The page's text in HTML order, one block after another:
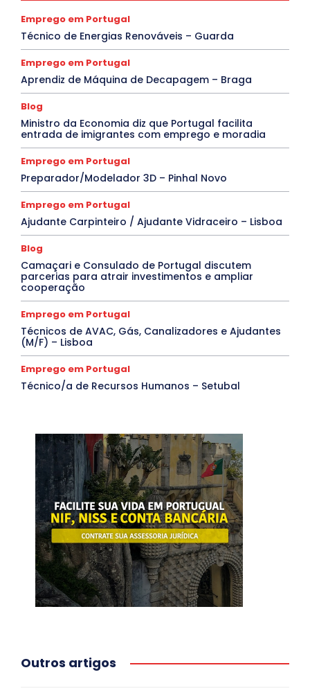
Emprego em Portugal
Técnico de Energias Renováveis – Guarda
Emprego em Portugal
Aprendiz de Máquina de Decapagem – Braga
Blog
Ministro da Economia diz que Portugal facilita
entrada de imigrantes com emprego e moradia
Emprego em Portugal
Preparador/Modelador 3D – Pinhal Novo
Emprego em Portugal
Ajudante Carpinteiro / Ajudante Vidraceiro – Lisboa
Blog
Camaçari e Consulado de Portugal discutem
parcerias para atrair investimentos e ampliar
cooperação
Emprego em Portugal
Técnicos de AVAC, Gás, Canalizadores e Ajudantes
(M/F) – Lisboa
Emprego em Portugal
Técnico/a de Recursos Humanos – Setubal
Outros artigos